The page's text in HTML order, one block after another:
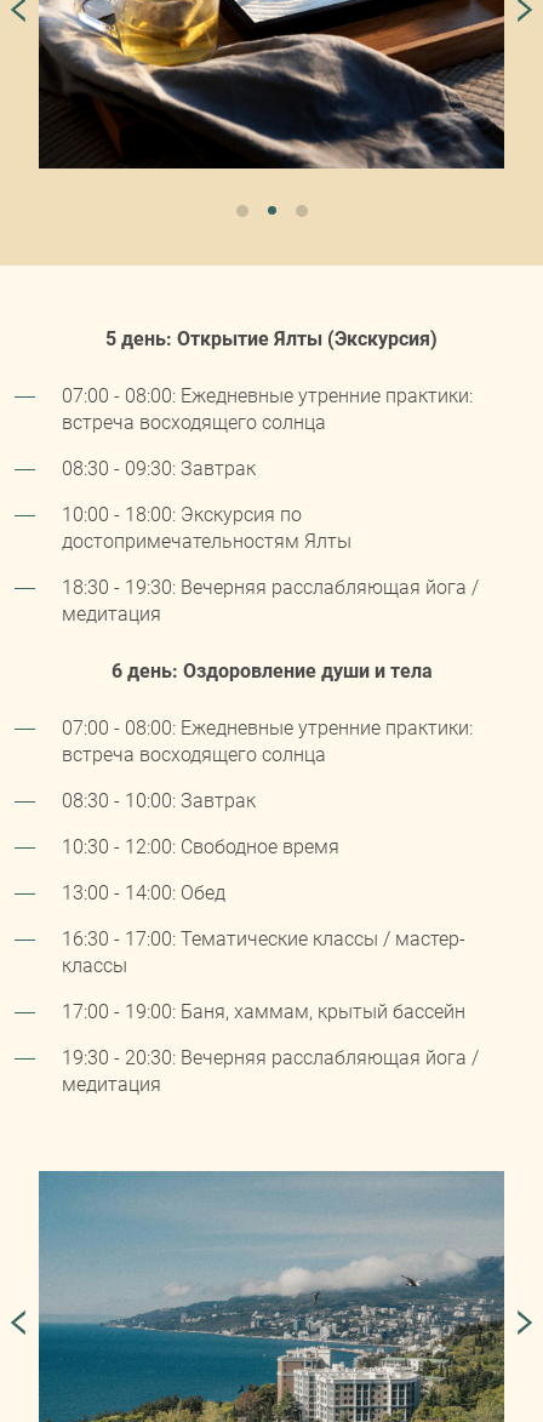
5 день: Открытие Ялты (Экскурсия)
07:00 - 08:00: Ежедневные утренние практики:
встреча восходящего солнца
08:30 - 09:30: Завтрак
10:00 - 18:00: Экскурсия по
достопримечательностям Ялты
18:30 - 19:30: Вечерняя расслабляющая йога /
медитация
6 день: Оздоровление души и тела
07:00 - 08:00: Ежедневные утренние практики:
встреча восходящего солнца
08:30 - 10:00: Завтрак
10:30 - 12:00: Свободное время
13:00 - 14:00: Обед
16:30 - 17:00: Тематические классы / мастер-
классы
17:00 - 19:00: Баня, хаммам, крытый бассейн
19:30 - 20:30: Вечерняя расслабляющая йога /
медитация